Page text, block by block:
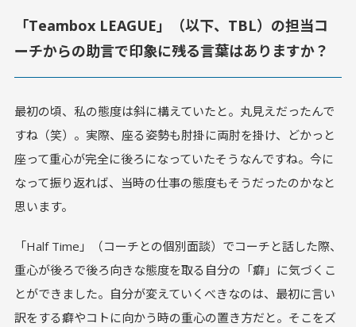
「Teambox LEAGUE」（以下、TBL）の担当コ
ーチからの助言で印象に残る言葉はありますか？
最初の頃、私の態度は斜に構えていたと。丸見えだったんで
すね（笑）。実際、座る姿勢も肘掛に両肘を掛け、どかっと
座って重心が完全に後ろになっていたそうなんですね。今に
なって振り返れば、当時の仕事の態度もそうだったのかなと
思います。
「Half Time」（コーチとの個別面談）でコーチと話した際、
重心が後ろで後ろ向きな態度を取る自分の「癖」に気づくこ
とができました。自分が変えていくべきなのは、最初に言い
訳をする癖やコトに向かう時の重心の置き方だと。そこをズ